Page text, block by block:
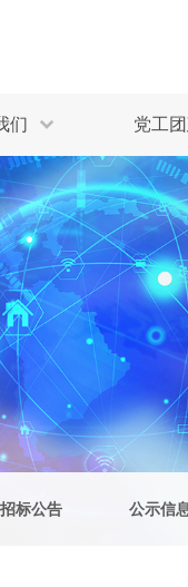
们 党工
三废监测
二噁英检测
矿山资源调查
环境风险评估
站式
产
固
土
生
消
空
公
招标公告 公示信